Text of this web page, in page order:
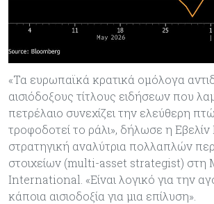
«Τα ευρωπαϊκά κρατικά ομόλογα
αισιόδοξους τίτλους ειδήσεων που
πετρέλαιο συνεχίζει την ελεύθερη
τροφοδοτεί το ράλι», δήλωσε η Εβελίν
στρατηγική αναλύτρια πολλαπλών
στοιχείων (multi-asset strategist) στη
International. «Είναι λογικό για την
κάποια αισιοδοξία για μια επίλυση».